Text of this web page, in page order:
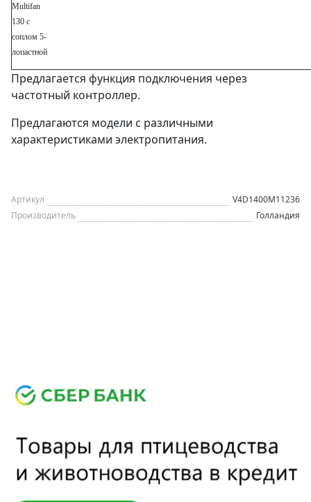
Multifan
130 с
соплом 5-
лопастной
Предлагается функция подключения через
частотный контроллер.
Предлагаются модели с различными
характеристиками электропитания.
Артикул
V4D1400M11236
Производитель
Голландия